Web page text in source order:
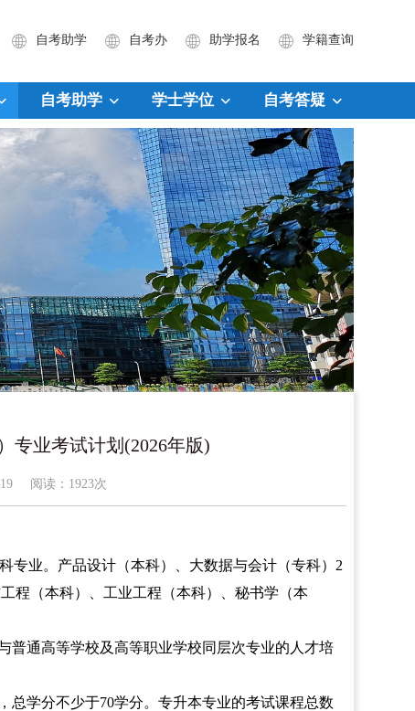
自考助学 自考办 助学报名 学籍查询
自考助学 学士学位 自考答疑
专业考试计划(2026年版)
阅读： 1923次
专业。产品设计（本科）、大数据与会计（专科）2
程（本科）、工业工程（本科）、秘书学（本
普通高等学校及高等职业学校同层次专业的人才培
学分不少于70学分。专升本专业的考试课程总数